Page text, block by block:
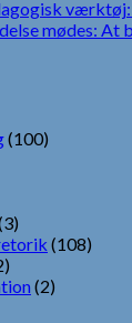
mødes: At
(100)
(108)
(2)